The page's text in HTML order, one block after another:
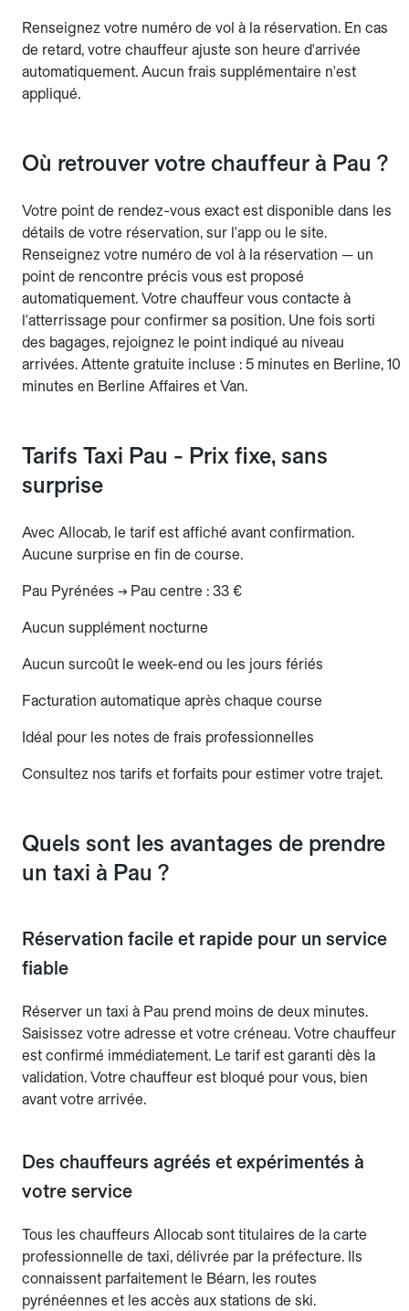
Renseignez votre numéro de vol à la réservation. En cas
de retard, votre chauffeur ajuste son heure d'arrivée
automatiquement. Aucun frais supplémentaire n'est
appliqué.
Où retrouver votre chauffeur à Pau ?
Votre point de rendez-vous exact est disponible dans les
détails de votre réservation, sur l'app ou le site.
Renseignez votre numéro de vol à la réservation — un
point de rencontre précis vous est proposé
automatiquement. Votre chauffeur vous contacte à
l'atterrissage pour confirmer sa position. Une fois sorti
des bagages, rejoignez le point indiqué au niveau
arrivées. Attente gratuite incluse : 5 minutes en Berline, 10
minutes en Berline Affaires et Van.
Tarifs Taxi Pau - Prix fixe, sans
surprise
Avec Allocab, le tarif est affiché avant confirmation.
Aucune surprise en fin de course.
Pau Pyrénées → Pau centre : 33 €
Aucun supplément nocturne
Aucun surcoût le week-end ou les jours fériés
Facturation automatique après chaque course
Idéal pour les notes de frais professionnelles
Consultez nos tarifs et forfaits pour estimer votre trajet.
Quels sont les avantages de prendre
un taxi à Pau ?
Réservation facile et rapide pour un service
fiable
Réserver un taxi à Pau prend moins de deux minutes.
Saisissez votre adresse et votre créneau. Votre chauffeur
est confirmé immédiatement. Le tarif est garanti dès la
validation. Votre chauffeur est bloqué pour vous, bien
avant votre arrivée.
Des chauffeurs agréés et expérimentés à
votre service
Tous les chauffeurs Allocab sont titulaires de la carte
professionnelle de taxi, délivrée par la préfecture. Ils
connaissent parfaitement le Béarn, les routes
pyrénéennes et les accès aux stations de ski.